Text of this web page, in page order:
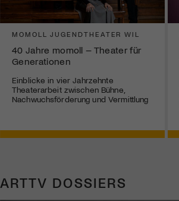
MOMOLL JUGENDTHEATER WIL
40 Jahre momoll – Theater für
Generationen
Einblicke in vier Jahrzehnte
Theaterarbeit zwischen Bühne,
Nachwuchsförderung und Vermittlung
ARTTV DOSSIERS